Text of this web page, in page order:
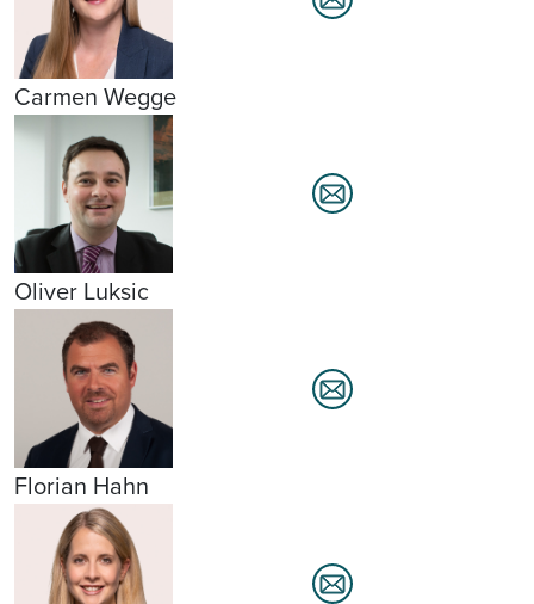
Carmen Wegge
Oliver Luksic
Florian Hahn